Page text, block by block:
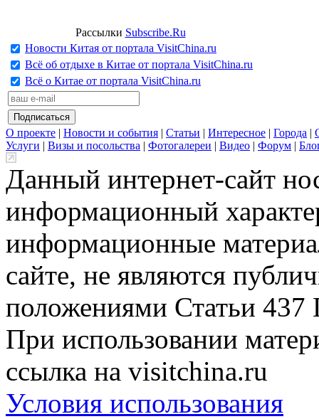
Рассылки Subscribe.Ru
Новости Китая от портала VisitChina.ru
Всё об отдыхе в Китае от портала VisitChina.ru
Всё о Китае от портала VisitChina.ru
О проекте | Новости и события | Статьи | Интересное | Города |
Услуги | Визы и посольства | Фотогалереи | Видео | Форум |
Данный интернет-сайт
информационный
информационные
сайте, не являются
положениями Статьи 437
При использовании
ссылка на visitchina.ru
Условия использования